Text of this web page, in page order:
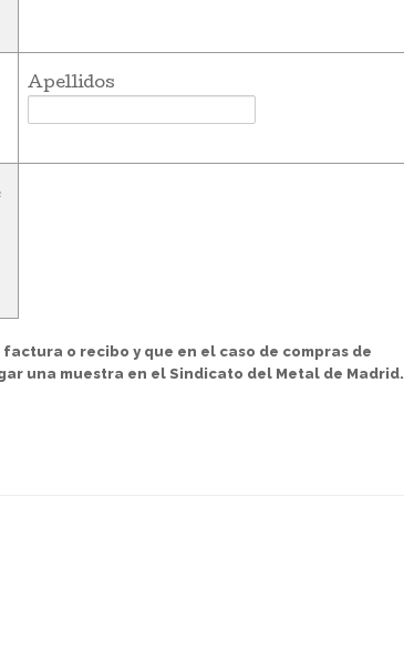
Apellidos
o recibo y que en el caso de compras de
una muestra en el Sindicato del Metal de Madrid.